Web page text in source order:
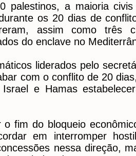
palestinos, a maioria
os 20 dias de
assim como três
do enclave no
liderados pelo
com o conflito de 20
e Hamas
o fim do bloqueio
em interromper
nessa direção,